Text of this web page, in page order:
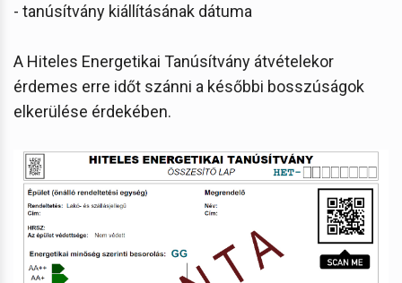
- tanúsítvány kiállításának dátuma
A Hiteles Energetikai Tanúsítvány átvételekor
érdemes erre időt szánni a későbbi bosszúságok
elkerülése érdekében.